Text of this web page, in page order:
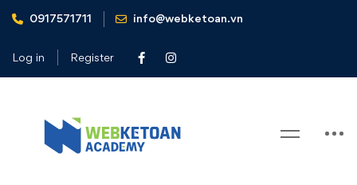
0917571711 info@webketoan.vn
Log in Register
Home nghỉ phép năm
Tag: nghỉ phép năm